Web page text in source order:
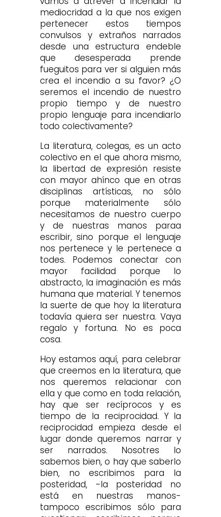
mediocridad a la que nos exigen
pertenecer estos tiempos
convulsos y extraños narrados
desde una estructura endeble
que desesperada prende
fueguitos para ver si alguien más
crea el incendio a su favor? ¿O
seremos el incendio de nuestro
propio tiempo y de nuestro
propio lenguaje para incendiarlo
todo colectivamente?
La literatura, colegas, es un acto
colectivo en el que ahora mismo,
la libertad de expresión resiste
con mayor ahínco que en otras
disciplinas artísticas, no sólo
porque materialmente sólo
necesitamos de nuestro cuerpo
y de nuestras manos paraa
escribir, sino porque el lenguaje
nos pertenece y le pertenece a
todes. Podemos conectar con
mayor facilidad porque lo
abstracto, la imaginación es más
humana que material. Y tenemos
la suerte de que hoy la literatura
todavía quiera ser nuestra. Vaya
regalo y fortuna. No es poca
cosa.
Hoy estamos aquí, para celebrar
que creemos en la literatura, que
nos queremos relacionar con
ella y que como en toda relación,
hay que ser recíprocos y es
tiempo de la reciprocidad. Y la
reciprocidad empieza desde el
lugar donde queremos narrar y
ser narrados. Nosotres lo
sabemos bien, o hay que saberlo
bien, no escribimos para la
posteridad, -la posteridad no
está en nuestras manos-
tampoco escribimos sólo para